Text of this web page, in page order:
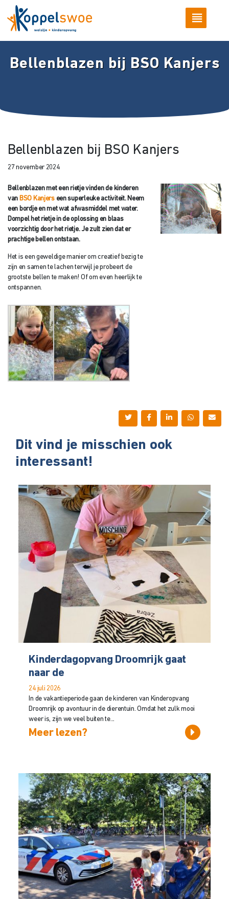
Bellenblazen bij BSO Kanjers
Bellenblazen bij BSO Kanjers
27 november 2024
Bellenblazen met een rietje vinden de kinderen
van BSO Kanjerseen superleuke activiteit. Neem
een bordje en met wat afwasmiddel met water.
Dompel het rietje in de oplossing en blaas
voorzichtig door het rietje. Je zult zien dat er
prachtige bellen ontstaan.
Het is een geweldige manier om creatief bezig te
zijn en samen te lachen terwijl je probeert de
grootste bellen te maken! Of om even heerlijk te
ontspannen.
Dit vind je misschien ook
interessant!
Kinderdagopvang Droomrijk gaat
naar de
24 juli 2026
In de vakantieperiode gaan de kinderen van Kinderopvang
Droomrijk op avontuur in de dierentuin. Omdat het zulk mooi
weer is, zijn we veel buiten te...
Meer lezen?